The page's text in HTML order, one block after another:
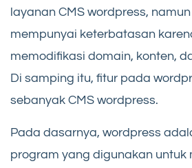
layanan CMS wordpress,
mempunyai keterbatasan
memodifikasi domain, konten,
Di samping itu, fitur pada
sebanyak CMS wordpress.
Pada dasarnya, wordpress
program yang digunakan untuk